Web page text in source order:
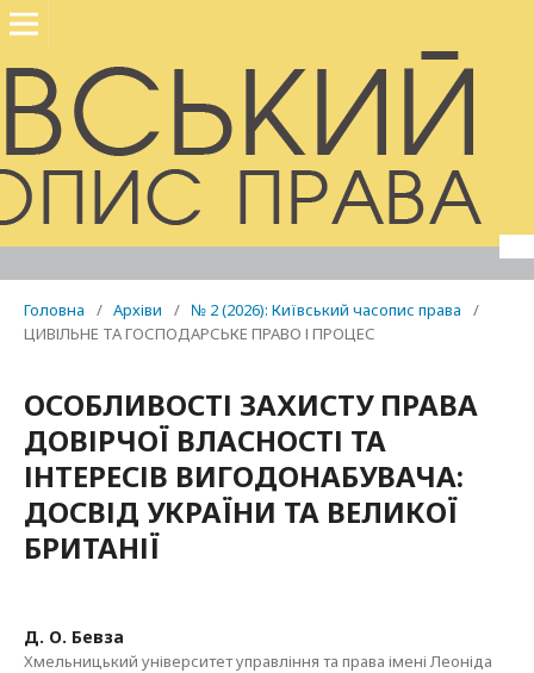
Головна / Архіви / № 2 (2026): Київський часопис права
/
ЦИВІЛЬНЕ ТА ГОСПОДАРСЬКЕ ПРАВО І ПРОЦЕС
ОСОБЛИВОСТІ ЗАХИСТУ ПРАВА
ДОВІРЧОЇ ВЛАСНОСТІ ТА
ІНТЕРЕСІВ ВИГОДОНАБУВАЧА:
ДОСВІД УКРАЇНИ ТА ВЕЛИКОЇ
БРИТАНІЇ
Д. О. Бевза
Хмельницький університет управління та права імені Леоніда